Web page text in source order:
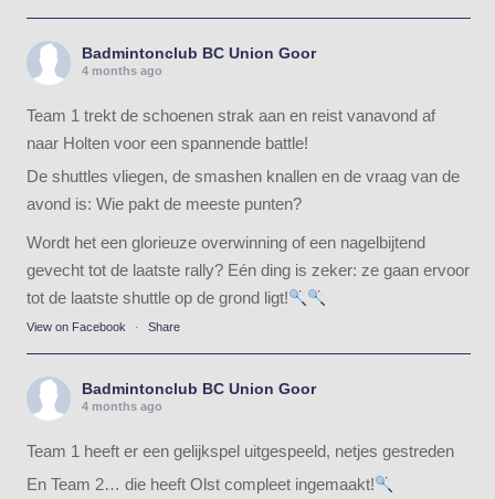
Badmintonclub BC Union Goor
4 months ago
Team 1 trekt de schoenen strak aan en reist vanavond af
naar Holten voor een spannende battle!
De shuttles vliegen, de smashen knallen en de vraag van de
avond is: Wie pakt de meeste punten?
Wordt het een glorieuze overwinning of een nagelbijtend
gevecht tot de laatste rally? Eén ding is zeker: ze gaan ervoor
tot de laatste shuttle op de grond ligt!
View on Facebook · Share
Badmintonclub BC Union Goor
4 months ago
Team 1 heeft er een gelijkspel uitgespeeld, netjes gestreden
En Team 2… die heeft Olst compleet ingemaakt!